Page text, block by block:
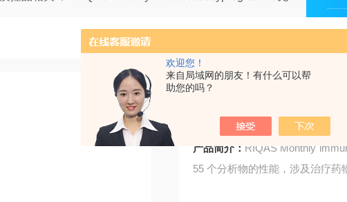
欢迎您！
来自局域网的朋友！有什么可以帮
助您的吗？
programme免疫
产品简介： RIQAS Monthly
55 个分析物的性能，涉及治疗药